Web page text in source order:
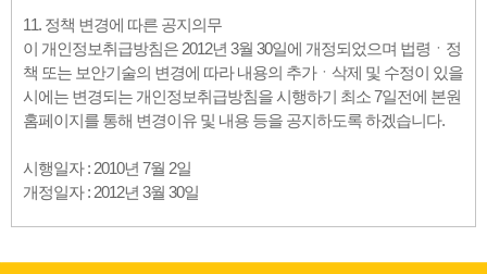
11. 정책 변경에 따른 공지의무
이 개인정보취급방침은 2012년 3월 30일에 개정되었으며 법령ㆍ정
책 또는 보안기술의 변경에 따라 내용의 추가ㆍ삭제 및 수정이 있을
시에는 변경되는 개인정보취급방침을 시행하기 최소 7일전에 본원
홈페이지를 통해 변경이유 및 내용 등을 공지하도록 하겠습니다.
시행일자 : 2010년 7월 2일
개정일자 : 2012년 3월 30일